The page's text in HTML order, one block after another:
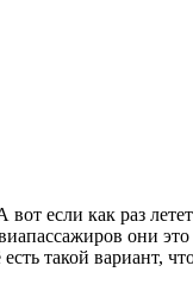
если как раз
они это
такой вариант,